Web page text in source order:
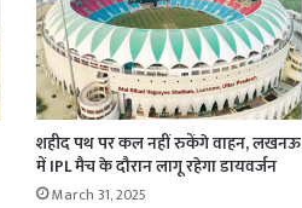
शहीद पथ पर कल नहीं रुकेंगे वाहन, लखनऊ
में IPL मैच के दौरान लागू रहेगा डायवर्जन
March 31, 2025